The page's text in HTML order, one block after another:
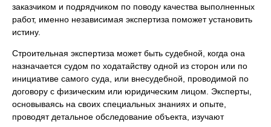
заказчиком и подрядчиком по поводу качества выполненных
работ, именно независимая экспертиза поможет установить
истину.
Строительная экспертиза может быть судебной, когда она
назначается судом по ходатайству одной из сторон или по
инициативе самого суда, или внесудебной, проводимой по
договору с физическим или юридическим лицом. Эксперты,
основываясь на своих специальных знаниях и опыте,
проводят детальное обследование объекта, изучают